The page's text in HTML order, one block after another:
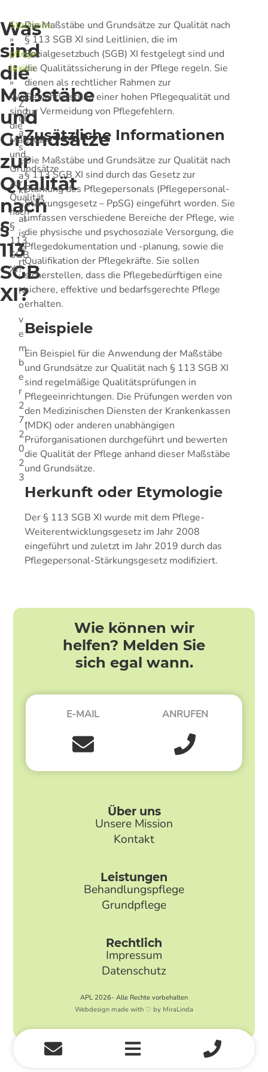
Was
sind
die
Maßstäbe
und
Grundsätze
zur
Qualität
nach
§
113
SGB
XI?
Startseite
»
pflege-
lexika
»
Was
sind
die
Maßstäbe
und
Grundsätze
zur
Qualität
nach
§
113
SGB
XI?
Z
ul
ä
s
st
a
kt
u
al
is
ie
rt
:
N
o
v
e
m
b
e
r
2
7,
2
0
2
3
Die Maßstäbe und Grundsätze zur Qualität nach
§ 113 SGB XI sind Leitlinien, die im
Sozialgesetzbuch (SGB) XI festgelegt sind und
die Qualitätssicherung in der Pflege regeln. Sie
dienen als rechtlicher Rahmen zur
Gewährleistung einer hohen Pflegequalität und
zur Vermeidung von Pflegefehlern.
Zusätzliche Informationen
Die Maßstäbe und Grundsätze zur Qualität nach
§ 113 SGB XI sind durch das Gesetz zur
Stärkung des Pflegepersonals (Pflegepersonal-
Stärkungsgesetz – PpSG) eingeführt worden. Sie
umfassen verschiedene Bereiche der Pflege, wie
die physische und psychosoziale Versorgung, die
Pflegedokumentation und -planung, sowie die
Qualifikation der Pflegekräfte. Sie sollen
sicherstellen, dass die Pflegebedürftigen eine
sichere, effektive und bedarfsgerechte Pflege
erhalten.
Beispiele
Ein Beispiel für die Anwendung der Maßstäbe
und Grundsätze zur Qualität nach § 113 SGB XI
sind regelmäßige Qualitätsprüfungen in
Pflegeeinrichtungen. Die Prüfungen werden von
den Medizinischen Diensten der Krankenkassen
(MDK) oder anderen unabhängigen
Prüforganisationen durchgeführt und bewerten
die Qualität der Pflege anhand dieser Maßstäbe
und Grundsätze.
Herkunft oder Etymologie
Der § 113 SGB XI wurde mit dem Pflege-
Weiterentwicklungsgesetz im Jahr 2008
eingeführt und zuletzt im Jahr 2019 durch das
Pflegepersonal-Stärkungsgesetz modifiziert.
Wie können wir
helfen? Melden Sie
sich egal wann.
E-MAIL ANRUFEN
Über uns
Unsere Mission
Kontakt
Leistungen
Behandlungspflege
Grundpflege
Rechtlich
Impressum
Datenschutz
APL 2026- Alle Rechte vorbehalten
Webdesign made with ♡ by MiraLinda